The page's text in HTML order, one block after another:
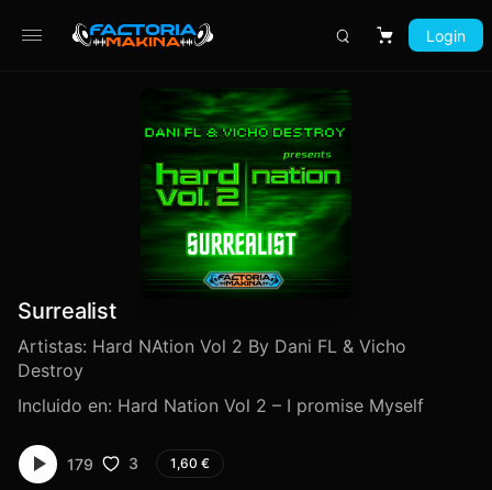
Carrito
Login
Surrealist
Artistas: Hard NAtion Vol 2 By Dani FL & Vicho
Destroy
Incluido en: Hard Nation Vol 2 – I promise Myself
179 3 1,60 €